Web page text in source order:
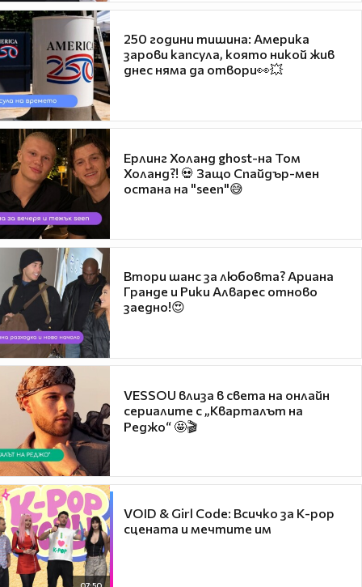
250 години тишина: Америка
зарови капсула, която никой жив
днес няма да отвори👀💥
Ерлинг Холанд ghost-на Том
Холанд?! 💀 Защо Спайдър-мен
остана на "seen"😅
Втори шанс за любовта? Ариана
Гранде и Рики Алварес отново
заедно!😍
VESSOU влиза в света на онлайн
сериалите с „Кварталът на
Реджо“ 🤩🎬
VOID & Girl Code: Всичко за K-pop
сцената и мечтите им